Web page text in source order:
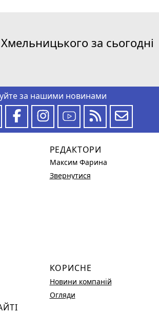
за сьогодні
за нашими новинами
РЕДАКТОРИ
Максим Фарина
Звернутися
КОРИСНЕ
Новини компаній
Огляди